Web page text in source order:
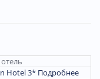
Hotel 3* Подробнее